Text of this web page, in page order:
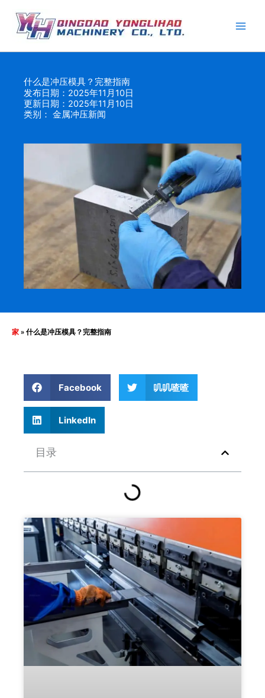
容
什么是冲压模具？完整指南
发布日期：2025年11月10日
更新日期：2025年11月10日
类别： 金属冲压新闻
家»什么是冲压模具？完整指南
Facebook 叽叽喳喳
LinkedIn
目录